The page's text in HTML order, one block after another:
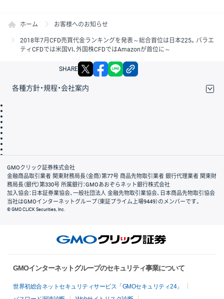
ホーム お客様へのお知らせ
2018年7月CFD売買代金ランキングを発表～総合首位は日本225。バラエ
ティCFDでは米国VI、外国株CFDではAmazonが首位に～
SHARE X facebook
各種方針・規程・会社案内
会社案内
GMOクリック証券株式会社
金融商品取引業者 関東財務局長（金商）第77号 商品先物取引業者 銀行代理業者 関東財
務局長（銀代）第330号 所属銀行：GMOあおぞらネット銀行株式会社
加入協会：日本証券業協会、一般社団法人 金融先物取引業協会、日本商品先物取引協会
当社はGMOインターネットグループ（東証プライム上場9449）のメンバーです。
© GMO CLICK Securities, Inc.
GMOインターネットグループのセキュリティ事業について
世界初総合ネットセキュリティサービス「GMOセキュリティ24」